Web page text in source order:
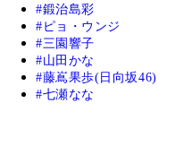
鍛治島彩
ピョ・ウンジ
三園響子
山田かな
藤嶌果歩(日向坂46)
七瀬なな